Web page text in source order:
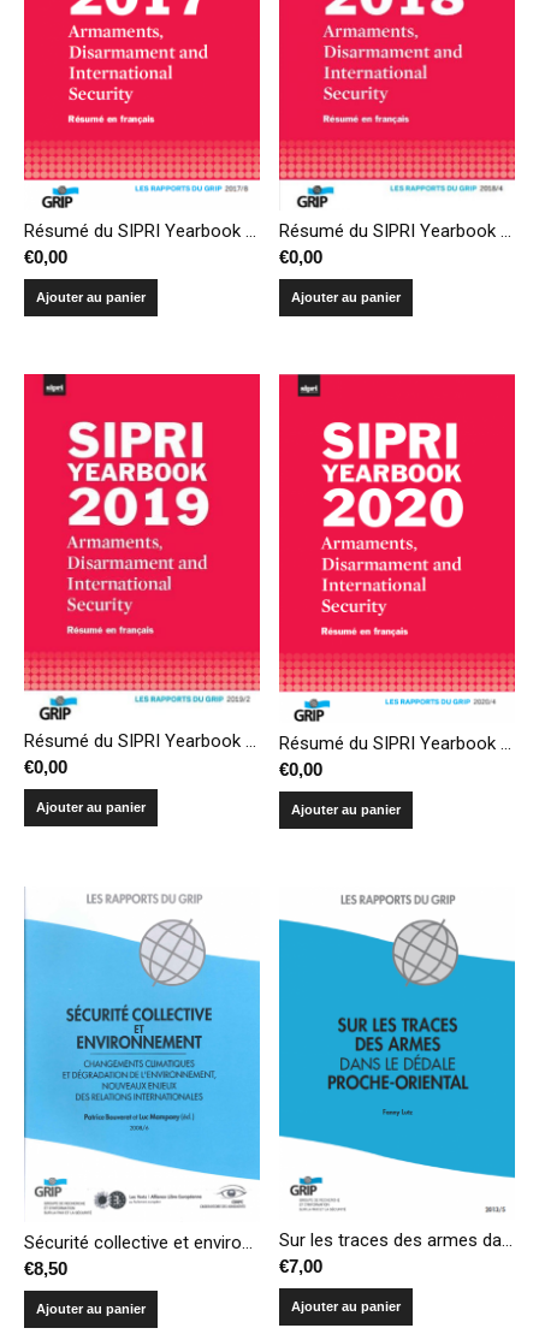
Résumé du SIPRI Yearbook 2017 – Armements, désarmement et sécurité internationale
€0,00
Ajouter au panier
Résumé du SIPRI Yearbook 2018 – Armements, désarmement et sécurité internationale
€0,00
Ajouter au panier
Résumé du SIPRI Yearbook 2019 – Armements, désarmement et sécurité internationale
€0,00
Ajouter au panier
Résumé du SIPRI Yearbook 2020 – Armements, désarmement et sécurité internationale
€0,00
Ajouter au panier
Sécurité collective et environnement – changements climatiques et dégradation de l’environnement, nouveaux enjeux des relations internationales
€8,50
Ajouter au panier
Sur les traces des armes dans le dédale proche-oriental
€7,00
Ajouter au panier